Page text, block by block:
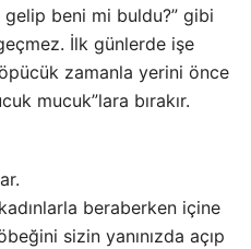
beni mi buldu?” gibi
İlk günlerde işe
zamanla yerini önce
mucuk”lara bırakır.
beraberken içine
sizin yanınızda açıp